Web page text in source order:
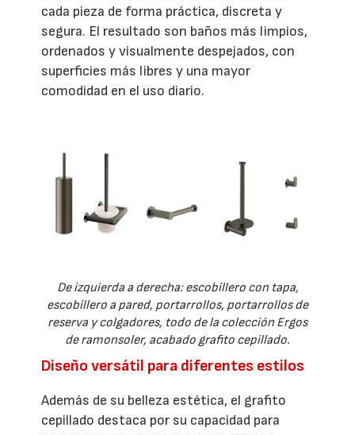
cada pieza de forma práctica, discreta y
segura. El resultado son baños más limpios,
ordenados y visualmente despejados, con
superficies más libres y una mayor
comodidad en el uso diario.
De izquierda a derecha: escobillero con tapa,
escobillero a pared, portarrollos, portarrollos de
reserva y colgadores, todo de la colección Ergos
de ramonsoler, acabado grafito cepillado.
Diseño versátil para diferentes estilos
Además de su belleza estética, el grafito
cepillado destaca por su capacidad para